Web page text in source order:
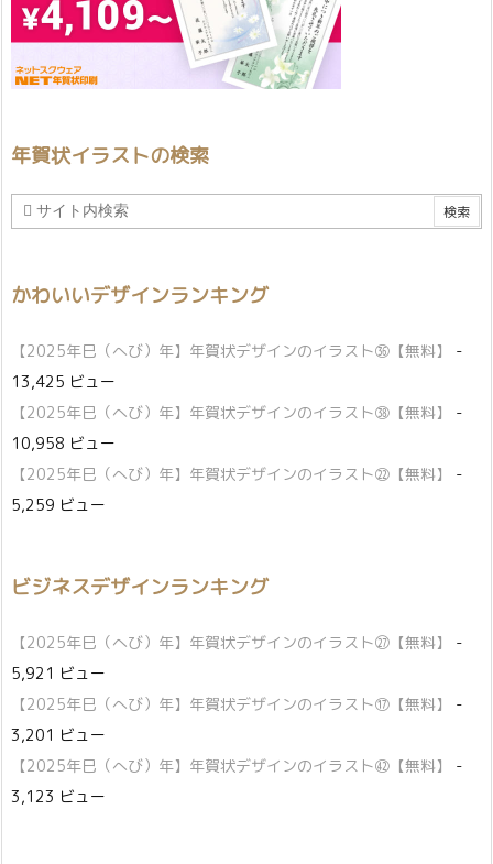
年賀状イラストの検索
かわいいデザインランキング
【2025年巳（へび）年】年賀状デザインのイラスト㊱【無料】
-
13,425 ビュー
【2025年巳（へび）年】年賀状デザインのイラスト㊳【無料】
-
10,958 ビュー
【2025年巳（へび）年】年賀状デザインのイラスト㉒【無料】
-
5,259 ビュー
ビジネスデザインランキング
【2025年巳（へび）年】年賀状デザインのイラスト㉗【無料】
-
5,921 ビュー
【2025年巳（へび）年】年賀状デザインのイラスト⑰【無料】
-
3,201 ビュー
【2025年巳（へび）年】年賀状デザインのイラスト㊷【無料】
-
3,123 ビュー